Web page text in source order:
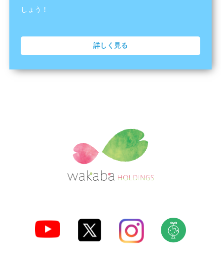
しょう！
詳しく見る